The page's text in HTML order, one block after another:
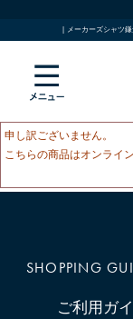
| メーカーズシャツ
申し訳ございません。
こちらの商品はオンライ
SHOPPING
ご利用ガ